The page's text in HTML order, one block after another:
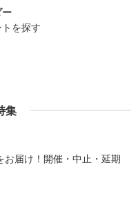
を探す
集
届け！開催・中止・延期